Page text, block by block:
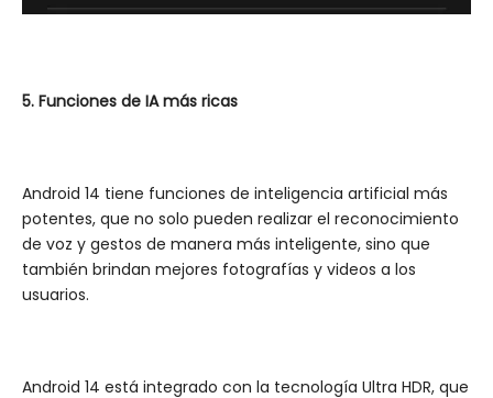
5. Funciones de IA más ricas
Android 14 tiene funciones de inteligencia artificial más
potentes, que no solo pueden realizar el reconocimiento
de voz y gestos de manera más inteligente, sino que
también brindan mejores fotografías y videos a los
usuarios.
Android 14 está integrado con la tecnología Ultra HDR, que